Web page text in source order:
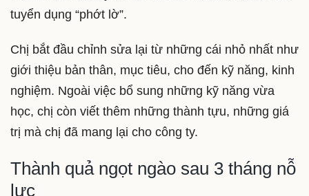
tuyển dụng “phớt lờ”.
Chị bắt đầu chỉnh sửa lại từ những cái nhỏ nhất như
giới thiệu bản thân, mục tiêu, cho đến kỹ năng, kinh
nghiệm. Ngoài việc bổ sung những kỹ năng vừa
học, chị còn viết thêm những thành tựu, những giá
trị mà chị đã mang lại cho công ty.
Thành quả ngọt ngào sau 3 tháng nỗ
lực